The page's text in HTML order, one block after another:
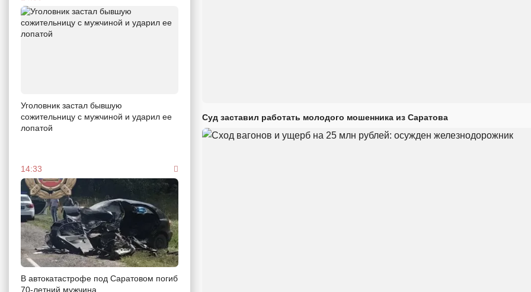
Уголовник застал бывшую
сожительницу с мужчиной и ударил ее
лопатой
14:33
В автокатастрофе под Саратовом погиб
70-летний мужчина
Суд заставил работать молодого мошенника из Саратова